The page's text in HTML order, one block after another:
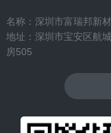
名称：深圳市富瑞邦新
地址：深圳市宝安区航
房505